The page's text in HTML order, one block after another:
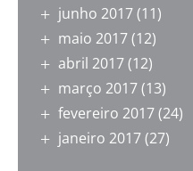
junho 2017(11)
maio 2017(12)
abril 2017(12)
março 2017(13)
fevereiro 2017(24)
janeiro 2017(27)